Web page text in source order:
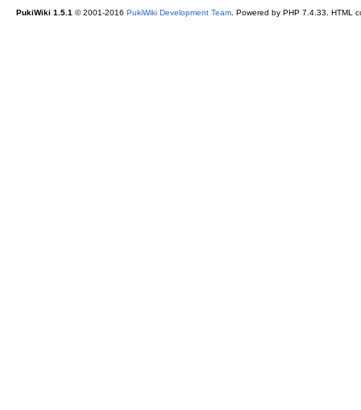
PukiWiki 1.5.1 © 2001-2016 PukiWiki Development Team. Powered by PHP 7.4.33. HTML